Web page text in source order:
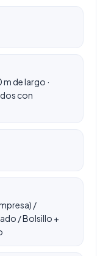
de largo ·
con
/
/ Bolsillo +